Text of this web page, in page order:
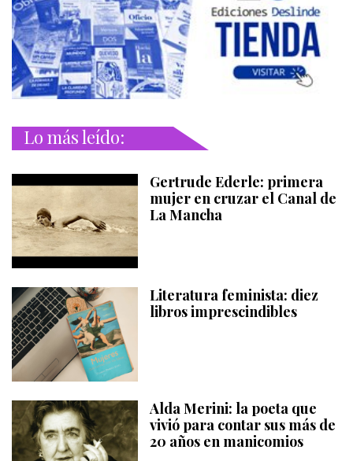
Lo más leído:
Gertrude Ederle: primera
mujer en cruzar el Canal de
La Mancha
Literatura feminista: diez
libros imprescindibles
Alda Merini: la poeta que
vivió para contar sus más de
20 años en manicomios